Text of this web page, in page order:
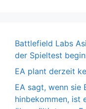
Battlefield Labs
der Spieltest
EA plant derzeit
EA sagt, wenn sie
hinbekommen, ist